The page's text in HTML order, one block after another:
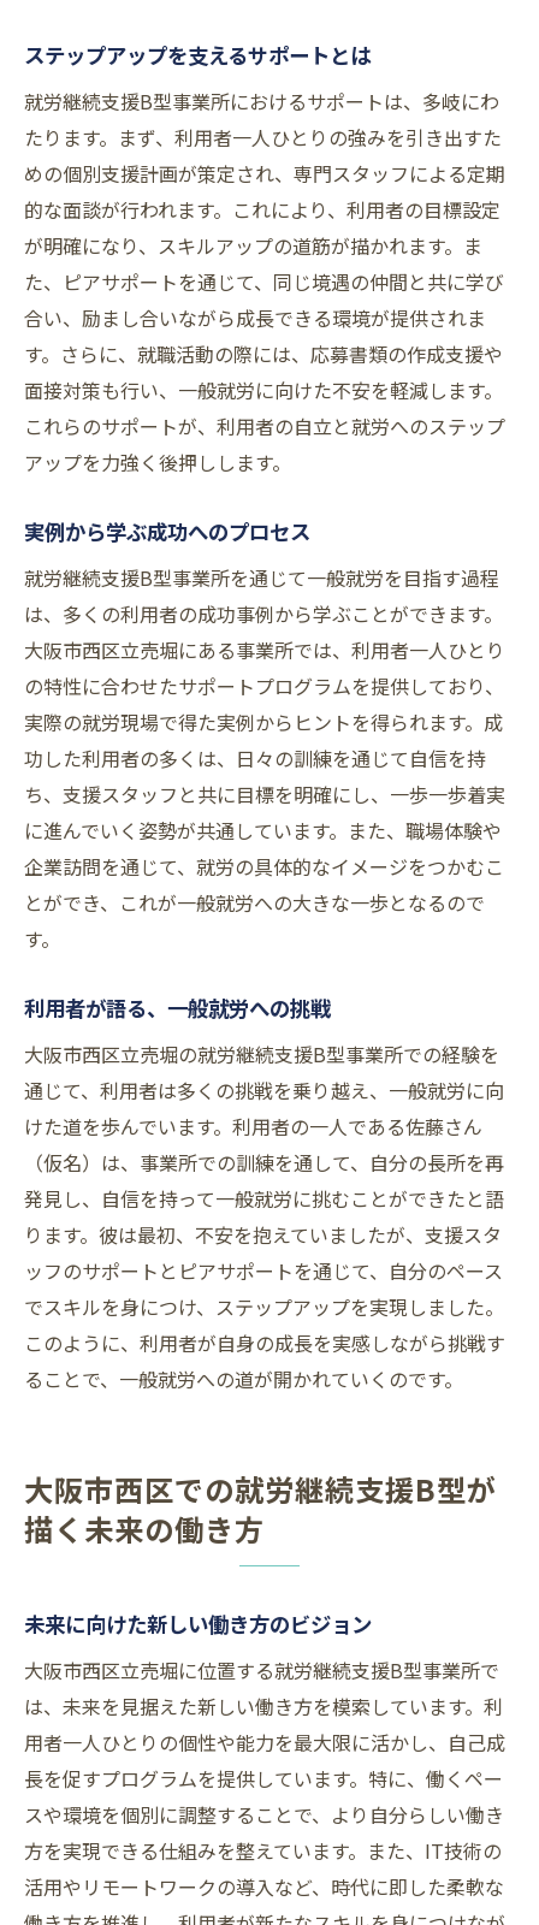
ステップアップを支えるサポートとは
就労継続支援B型事業所におけるサポートは、多岐にわ
たります。まず、利用者一人ひとりの強みを引き出すた
めの個別支援計画が策定され、専門スタッフによる定期
的な面談が行われます。これにより、利用者の目標設定
が明確になり、スキルアップの道筋が描かれます。ま
た、ピアサポートを通じて、同じ境遇の仲間と共に学び
合い、励まし合いながら成長できる環境が提供されま
す。さらに、就職活動の際には、応募書類の作成支援や
面接対策も行い、一般就労に向けた不安を軽減します。
これらのサポートが、利用者の自立と就労へのステップ
アップを力強く後押しします。
実例から学ぶ成功へのプロセス
就労継続支援B型事業所を通じて一般就労を目指す過程
は、多くの利用者の成功事例から学ぶことができます。
大阪市西区立売堀にある事業所では、利用者一人ひとり
の特性に合わせたサポートプログラムを提供しており、
実際の就労現場で得た実例からヒントを得られます。成
功した利用者の多くは、日々の訓練を通じて自信を持
ち、支援スタッフと共に目標を明確にし、一歩一歩着実
に進んでいく姿勢が共通しています。また、職場体験や
企業訪問を通じて、就労の具体的なイメージをつかむこ
とができ、これが一般就労への大きな一歩となるので
す。
利用者が語る、一般就労への挑戦
大阪市西区立売堀の就労継続支援B型事業所での経験を
通じて、利用者は多くの挑戦を乗り越え、一般就労に向
けた道を歩んでいます。利用者の一人である佐藤さん
（仮名）は、事業所での訓練を通して、自分の長所を再
発見し、自信を持って一般就労に挑むことができたと語
ります。彼は最初、不安を抱えていましたが、支援スタ
ッフのサポートとピアサポートを通じて、自分のペース
でスキルを身につけ、ステップアップを実現しました。
このように、利用者が自身の成長を実感しながら挑戦す
ることで、一般就労への道が開かれていくのです。
大阪市西区での就労継続支援B型が
描く未来の働き方
未来に向けた新しい働き方のビジョン
大阪市西区立売堀に位置する就労継続支援B型事業所で
は、未来を見据えた新しい働き方を模索しています。利
用者一人ひとりの個性や能力を最大限に活かし、自己成
長を促すプログラムを提供しています。特に、働くペー
スや環境を個別に調整することで、より自分らしい働き
方を実現できる仕組みを整えています。また、IT技術の
活用やリモートワークの導入など、時代に即した柔軟な